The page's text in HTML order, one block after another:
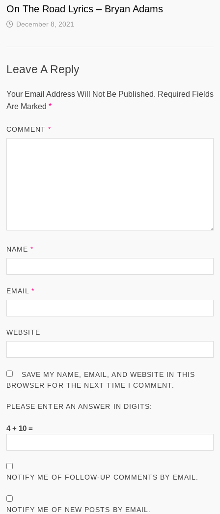
On The Road Lyrics – Bryan Adams
December 8, 2021
Leave A Reply
Your Email Address Will Not Be Published. Required Fields
Are Marked *
COMMENT*
NAME*
EMAIL*
WEBSITE
SAVE MY NAME, EMAIL, AND WEBSITE IN THIS
BROWSER FOR THE NEXT TIME I COMMENT.
PLEASE ENTER AN ANSWER IN DIGITS:
4 + 10 =
NOTIFY ME OF FOLLOW-UP COMMENTS BY EMAIL.
NOTIFY ME OF NEW POSTS BY EMAIL.